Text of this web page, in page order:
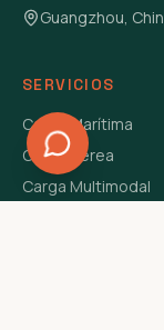
Guangzhou,
SERVICIOS
Carga Marítima
Carga Aérea
Carga Multimodal